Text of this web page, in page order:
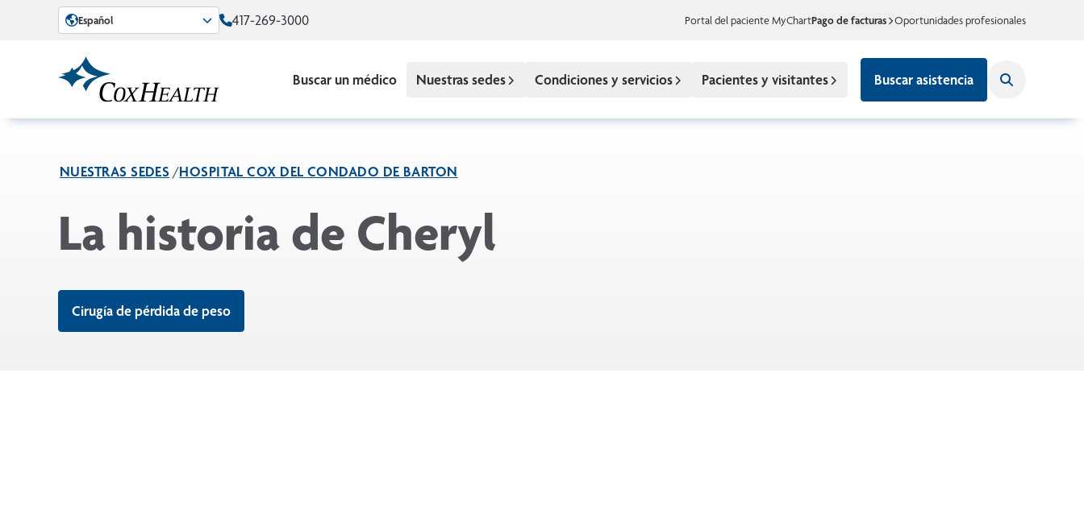
Skip to Main Content
Español 417-269-3000 Portal del paciente MyChartPago de facturas Oportunidades profesionales
Buscar un médico Nuestras sedes Condiciones y servicios Pacientes y visitantes Buscar asistencia
NUESTRAS SEDES HOSPITAL COX DEL CONDADO DE BARTON
La historia de Cheryl
Cirugía de pérdida de peso